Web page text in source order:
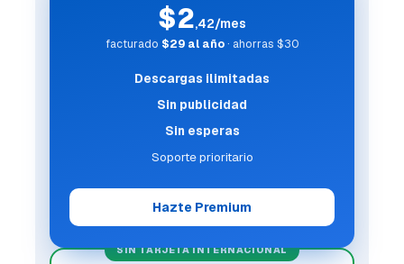
$2,42/mes
facturado $29 al año· ahorras $30
Descargas ilimitadas
Sin publicidad
Sin esperas
Soporte prioritario
Hazte Premium
SIN TARJETA INTERNACIONAL